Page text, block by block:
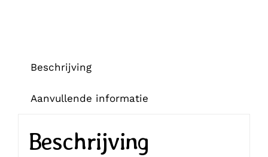
Beschrijving
Aanvullende informatie
Beschrijving